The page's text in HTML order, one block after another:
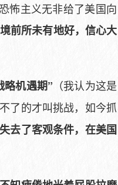
怖主义无非给了美国向
前所未有地好，信心大
略机遇期” （我认为这是
了的才叫挑战，如今抓
去了客观条件，在美国